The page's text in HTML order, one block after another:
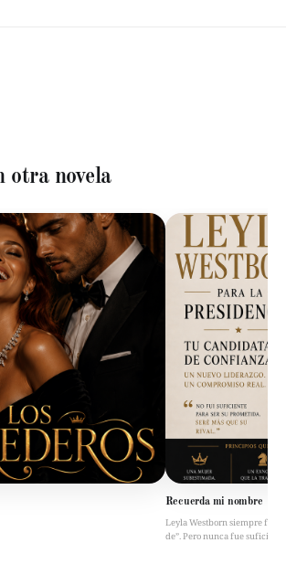
otra novela
Recuerda mi nombre
Leyla Westborn siempre fue
de”. Pero nunca fue